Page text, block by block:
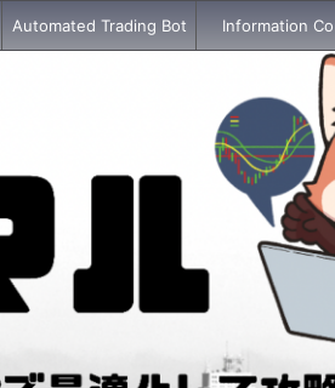
Automated Trading Bot Information